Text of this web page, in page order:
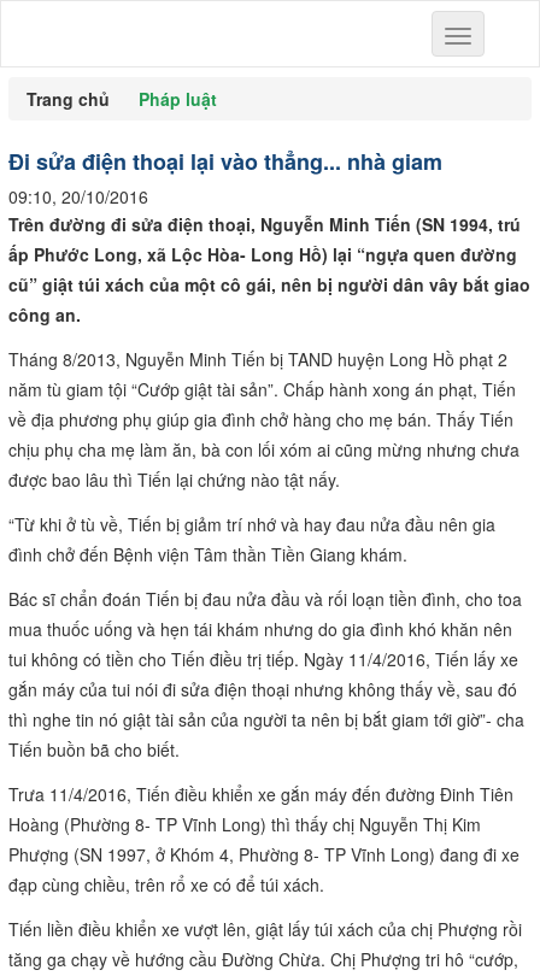
Toggle
navigation
Trang chủ
Pháp luật
Đi sửa điện thoại lại vào thẳng... nhà giam
09:10, 20/10/2016
Trên đường đi sửa điện thoại, Nguyễn Minh Tiến (SN 1994, trú
ấp Phước Long, xã Lộc Hòa- Long Hồ) lại “ngựa quen đường
cũ” giật túi xách của một cô gái, nên bị người dân vây bắt giao
công an.
Tháng 8/2013, Nguyễn Minh Tiến bị TAND huyện Long Hồ phạt 2
năm tù giam tội “Cướp giật tài sản”. Chấp hành xong án phạt, Tiến
về địa phương phụ giúp gia đình chở hàng cho mẹ bán. Thấy Tiến
chịu phụ cha mẹ làm ăn, bà con lối xóm ai cũng mừng nhưng chưa
được bao lâu thì Tiến lại chứng nào tật nấy.
“Từ khi ở tù về, Tiến bị giảm trí nhớ và hay đau nửa đầu nên gia
đình chở đến Bệnh viện Tâm thần Tiền Giang khám.
Bác sĩ chẩn đoán Tiến bị đau nửa đầu và rối loạn tiền đình, cho toa
mua thuốc uống và hẹn tái khám nhưng do gia đình khó khăn nên
tui không có tiền cho Tiến điều trị tiếp. Ngày 11/4/2016, Tiến lấy xe
gắn máy của tui nói đi sửa điện thoại nhưng không thấy về, sau đó
thì nghe tin nó giật tài sản của người ta nên bị bắt giam tới giờ”- cha
Tiến buồn bã cho biết.
Trưa 11/4/2016, Tiến điều khiển xe gắn máy đến đường Đinh Tiên
Hoàng (Phường 8- TP Vĩnh Long) thì thấy chị Nguyễn Thị Kim
Phượng (SN 1997, ở Khóm 4, Phường 8- TP Vĩnh Long) đang đi xe
đạp cùng chiều, trên rổ xe có để túi xách.
Tiến liền điều khiển xe vượt lên, giật lấy túi xách của chị Phượng rồi
tăng ga chạy về hướng cầu Đường Chừa. Chị Phượng tri hô “cướp,